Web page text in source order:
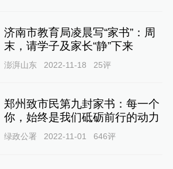
济南市教育局凌晨写“家书”：周
末，请学子及家长“静”下来
澎湃山东 2022-11-18 25评
郑州致市民第九封家书：每一个
你，始终是我们砥砺前行的动力
绿政公署 2022-11-01 646评